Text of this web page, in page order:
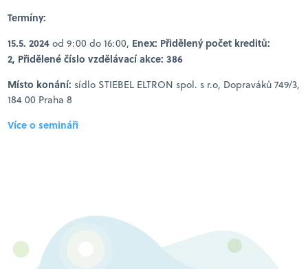
Termíny:
15.5. 2024od 9:00 do 16:00, Enex: Přidělený počet kreditů:
2, Přidělené číslo vzdělávací akce: 386
Místo konání: sídlo STIEBEL ELTRON spol. s r.o, Dopraváků 749/3,
184 00 Praha 8
Více o semináři